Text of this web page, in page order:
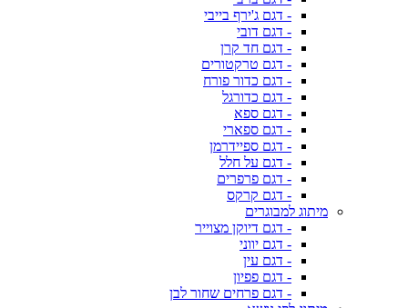
- דגם ג'ירף בייבי
- דגם דובי
- דגם חד קרן
- דגם טרקטורים
- דגם כדור פורח
- דגם כדורגל
- דגם ספא
- דגם ספארי
- דגם ספיידרמן
- דגם על חלל
- דגם פרפרים
- דגם קרקס
מיתוג למבוגרים
- דגם דיוקן מצוייר
- דגם יווני
- דגם עין
- דגם פפיון
- דגם פרחים שחור לבן